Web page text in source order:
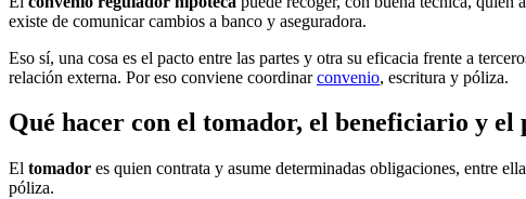
existe de comunicar cambios a banco y aseguradora.
Eso sí, una cosa es el pacto entre las partes y otra su eficacia frente a
relación externa. Por eso conviene coordinarconvenio, escritura y póliza.
Qué hacer con el tomador, el beneficiario y el
El tomador es quien contrata y asume determinadas obligaciones, entre
póliza.